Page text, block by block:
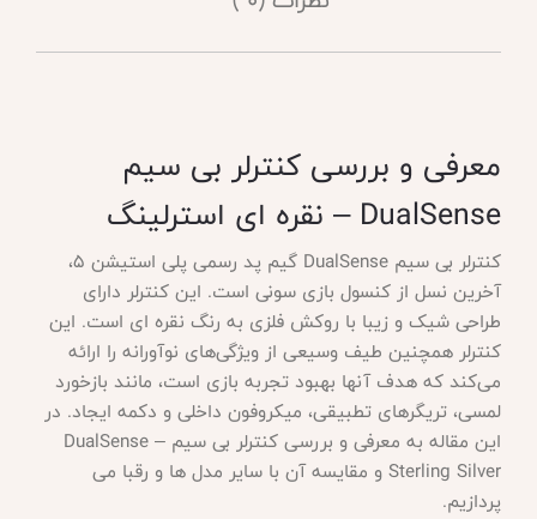
معرفی و بررسی کنترلر بی سیم
DualSense – نقره ای استرلینگ
کنترلر بی سیم
DualSense گیم پد رسمی پلی استیشن 5،
آخرین نسل از کنسول بازی سونی است. این کنترلر دارای
طراحی شیک و زیبا با روکش فلزی به رنگ نقره ای است. این
کنترلر همچنین طیف وسیعی از ویژگی‌های نوآورانه را ارائه
می‌کند که هدف آنها بهبود تجربه بازی است، مانند بازخورد
لمسی، تریگرهای تطبیقی، میکروفون داخلی و دکمه ایجاد. در
این مقاله به معرفی و بررسی کنترلر بی سیم DualSense –
Sterling Silver و مقایسه آن با سایر مدل ها و رقبا می
پردازیم.